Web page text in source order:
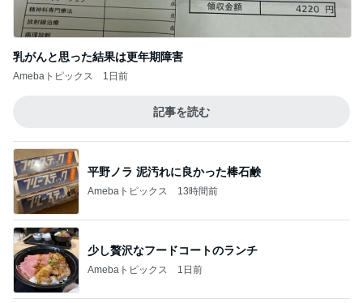
乳がんと思った結果は更年期障害
Amebaトピックス 1日前
記事を読む
平野ノラ 泥汚れに良かった棒石鹸
Amebaトピックス 13時間前
少し贅沢なフードコートのランチ
Amebaトピックス 1日前